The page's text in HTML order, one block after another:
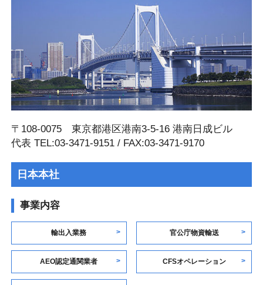
〒108-0075 東京都港区港南3-5-16 港南⽇成ビル
代表 TEL:03-3471-9151 / FAX:03-3471-9170
日本本社
事業内容
輸出入業務 官公庁物資輸送
AEO認定通関業者 CFSオペレーション